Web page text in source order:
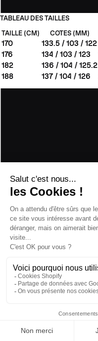
TABLEAU DES TAILLES
TAILLE (CM)
COTES (MM)
170 133.5 / 103 / 122
176
134 / 103 / 123
182
136 / 104 / 125.2
188
137 / 104 / 126